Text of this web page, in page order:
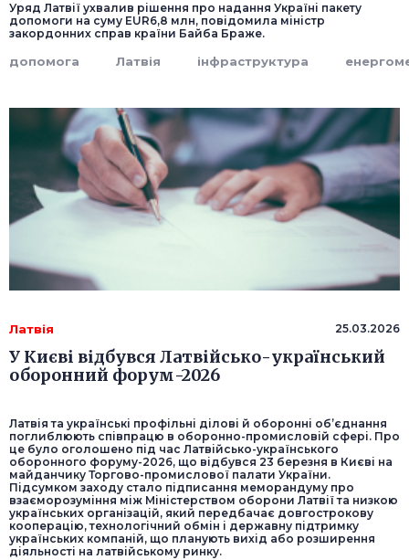
Уряд Латвії ухвалив рішення про надання Україні пакету
допомоги на суму EUR6,8 млн, повідомила міністр
закордонних справ країни Байба Браже.
допомога Латвія інфраструктура
Латвія 25.03.2026
У Києві відбувся Латвійсько-український
оборонний форум-2026
Латвія та українські профільні ділові й оборонні об’єднання
поглиблюють співпрацю в оборонно-промисловій сфері. Про
це було оголошено під час Латвійсько-українського
оборонного форуму-2026, що відбувся 23 березня в Києві на
майданчику Торгово-промислової палати України.
Підсумком заходу стало підписання меморандуму про
взаєморозуміння між Міністерством оборони Латвії та низкою
українських організацій, який передбачає довгострокову
кооперацію, технологічний обмін і державну підтримку
українських компаній, що планують вихід або розширення
діяльності на латвійському ринку.